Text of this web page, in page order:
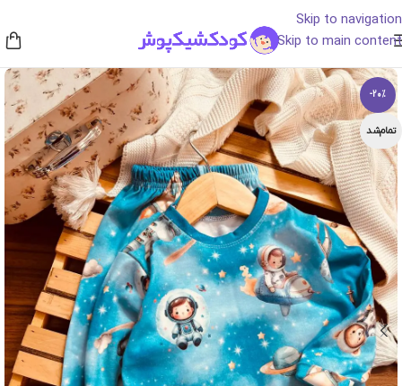
Skip to navigation
Skip to main content
-20%
تمام‌شد